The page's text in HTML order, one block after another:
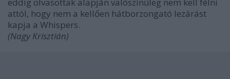
eddig olvasottak alapján valószínűleg nem kell félni
attól, hogy nem a kellően hátborzongató lezárást
kapja a Whispers.
(Nagy Krisztián)